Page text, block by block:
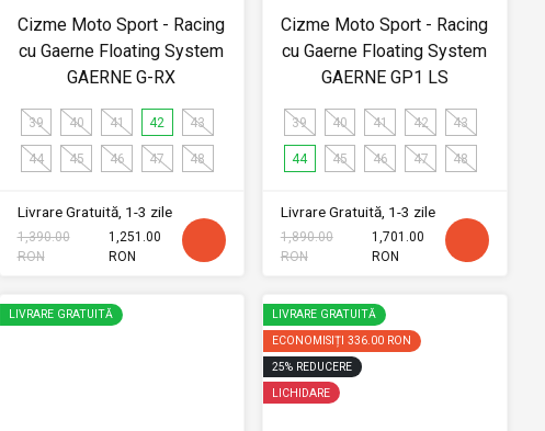
Cizme Moto Sport - Racing
cu Gaerne Floating System
GAERNE G-RX
39 40 41 42 43
44 45 46 47 48
Livrare Gratuită, 1-3 zile
1,390.00
RON
1,251.00
RON
Cizme Moto Sport - Racing
cu Gaerne Floating System
GAERNE GP1 LS
39 40 41 42 43
44 45 46 47 48
Livrare Gratuită, 1-3 zile
1,890.00
RON
1,701.00
RON
LIVRARE GRATUITĂ
LIVRARE GRATUITĂ
ECONOMISIȚI 336.00 RON
25% REDUCERE
LICHIDARE